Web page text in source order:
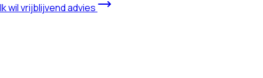
Ik wil vrijblijvend advies